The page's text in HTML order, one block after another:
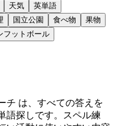
天気
英単語
国立公園 食べ物
果物
フットボール
チ は、すべての答えを
語探しです。スペル練